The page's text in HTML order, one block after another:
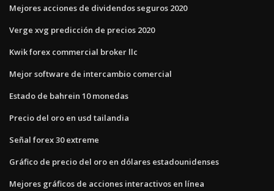
Mejores acciones de dividendos seguros 2020
Verge xvg predicción de precios 2020
Kwik forex commercial broker llc
Mejor software de intercambio comercial
Estado de bahrein 10 monedas
Precio del oro en usd tailandia
Señal forex 30 extreme
Gráfico de precio del oro en dólares estadounidenses
Mejores gráficos de acciones interactivos en línea